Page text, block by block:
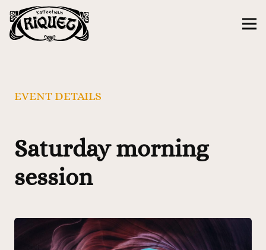
EVENT DETAILS
Saturday morning
session